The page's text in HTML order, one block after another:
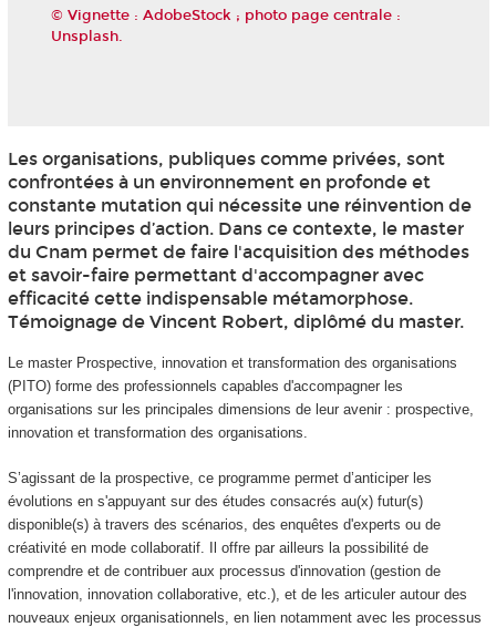
© Vignette : AdobeStock ; photo page centrale :
Unsplash.
Les organisations, publiques comme privées, sont
confrontées à un environnement en profonde et
constante mutation qui nécessite une réinvention de
leurs principes d’action. Dans ce contexte, le master
du Cnam permet de faire l'acquisition des méthodes
et savoir-faire permettant d'accompagner avec
efficacité cette indispensable métamorphose.
Témoignage de Vincent Robert, diplômé du master.
Le master Prospective, innovation et transformation des organisations
(PITO) forme des professionnels capables d'accompagner les
organisations sur les principales dimensions de leur avenir : prospective,
innovation et transformation des organisations.
S’agissant de la prospective, ce programme permet d’anticiper les
évolutions en s'appuyant sur des études consacrés au(x) futur(s)
disponible(s) à travers des scénarios, des enquêtes d'experts ou de
créativité en mode collaboratif. Il offre par ailleurs la possibilité de
comprendre et de contribuer aux processus d'innovation (gestion de
l'innovation, innovation collaborative, etc.), et de les articuler autour des
nouveaux enjeux organisationnels, en lien notamment avec les processus